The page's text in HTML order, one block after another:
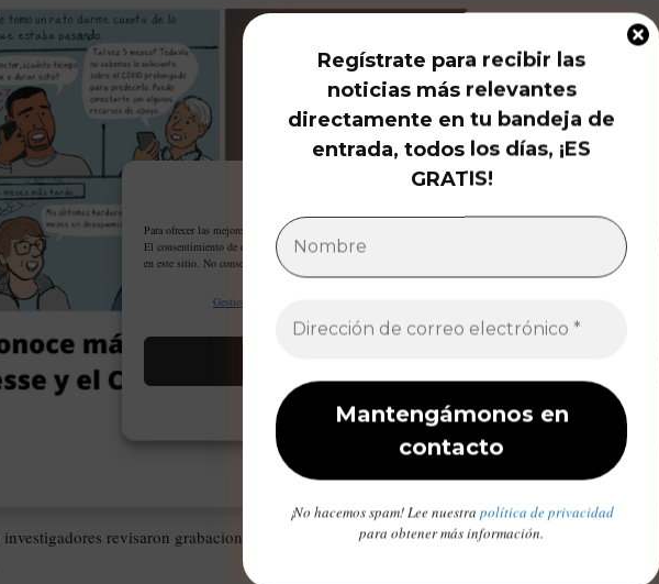
Gestiona tu privacidad
Para ofrecer las mejores experiencias, utilizamos tecnologías como las cookies para almacenar y/o acceder a la
El consentimiento de estas tecnologías nos permitirá procesar datos como el comportamiento de navegación o las
en este sitio. No consentir o retirar el consentimiento, puede afectar negativamente a ciertas características y funciones.
Gestionar proveedores
Administrar
Opt-out preferences Declaración de privacidad Aviso Legal / Imprint
revisaron grabaciones de vigilancia y detectaron que el sospechoso había
Regístrate para recibir las
noticias más relevantes
directamente en tu bandeja de
entrada, todos los días, ¡ES
GRATIS!
¡No hacemos spam! Lee nuestra política de privacidad
para obtener más información.